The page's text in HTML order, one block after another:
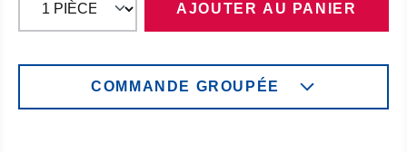
AJOUTER AU PANIER
COMMANDE GROUPÉE